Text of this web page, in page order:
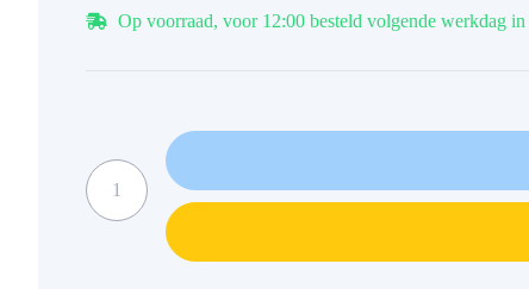
Op voorraad, voor 12:00 besteld volgende werkdag in